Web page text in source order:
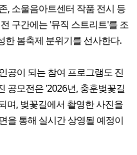
, 소울음아트센터 작품 전시 등
구간에는 '뮤직 스트리트'를 조
한 봄축제 분위기를 선사한다.
공이 되는 참여 프로그램도 진
공모전은 '2026년, 충훈벚꽃길
며, 벚꽃길에서 촬영한 사진을
을 통해 실시간 상영될 예정이